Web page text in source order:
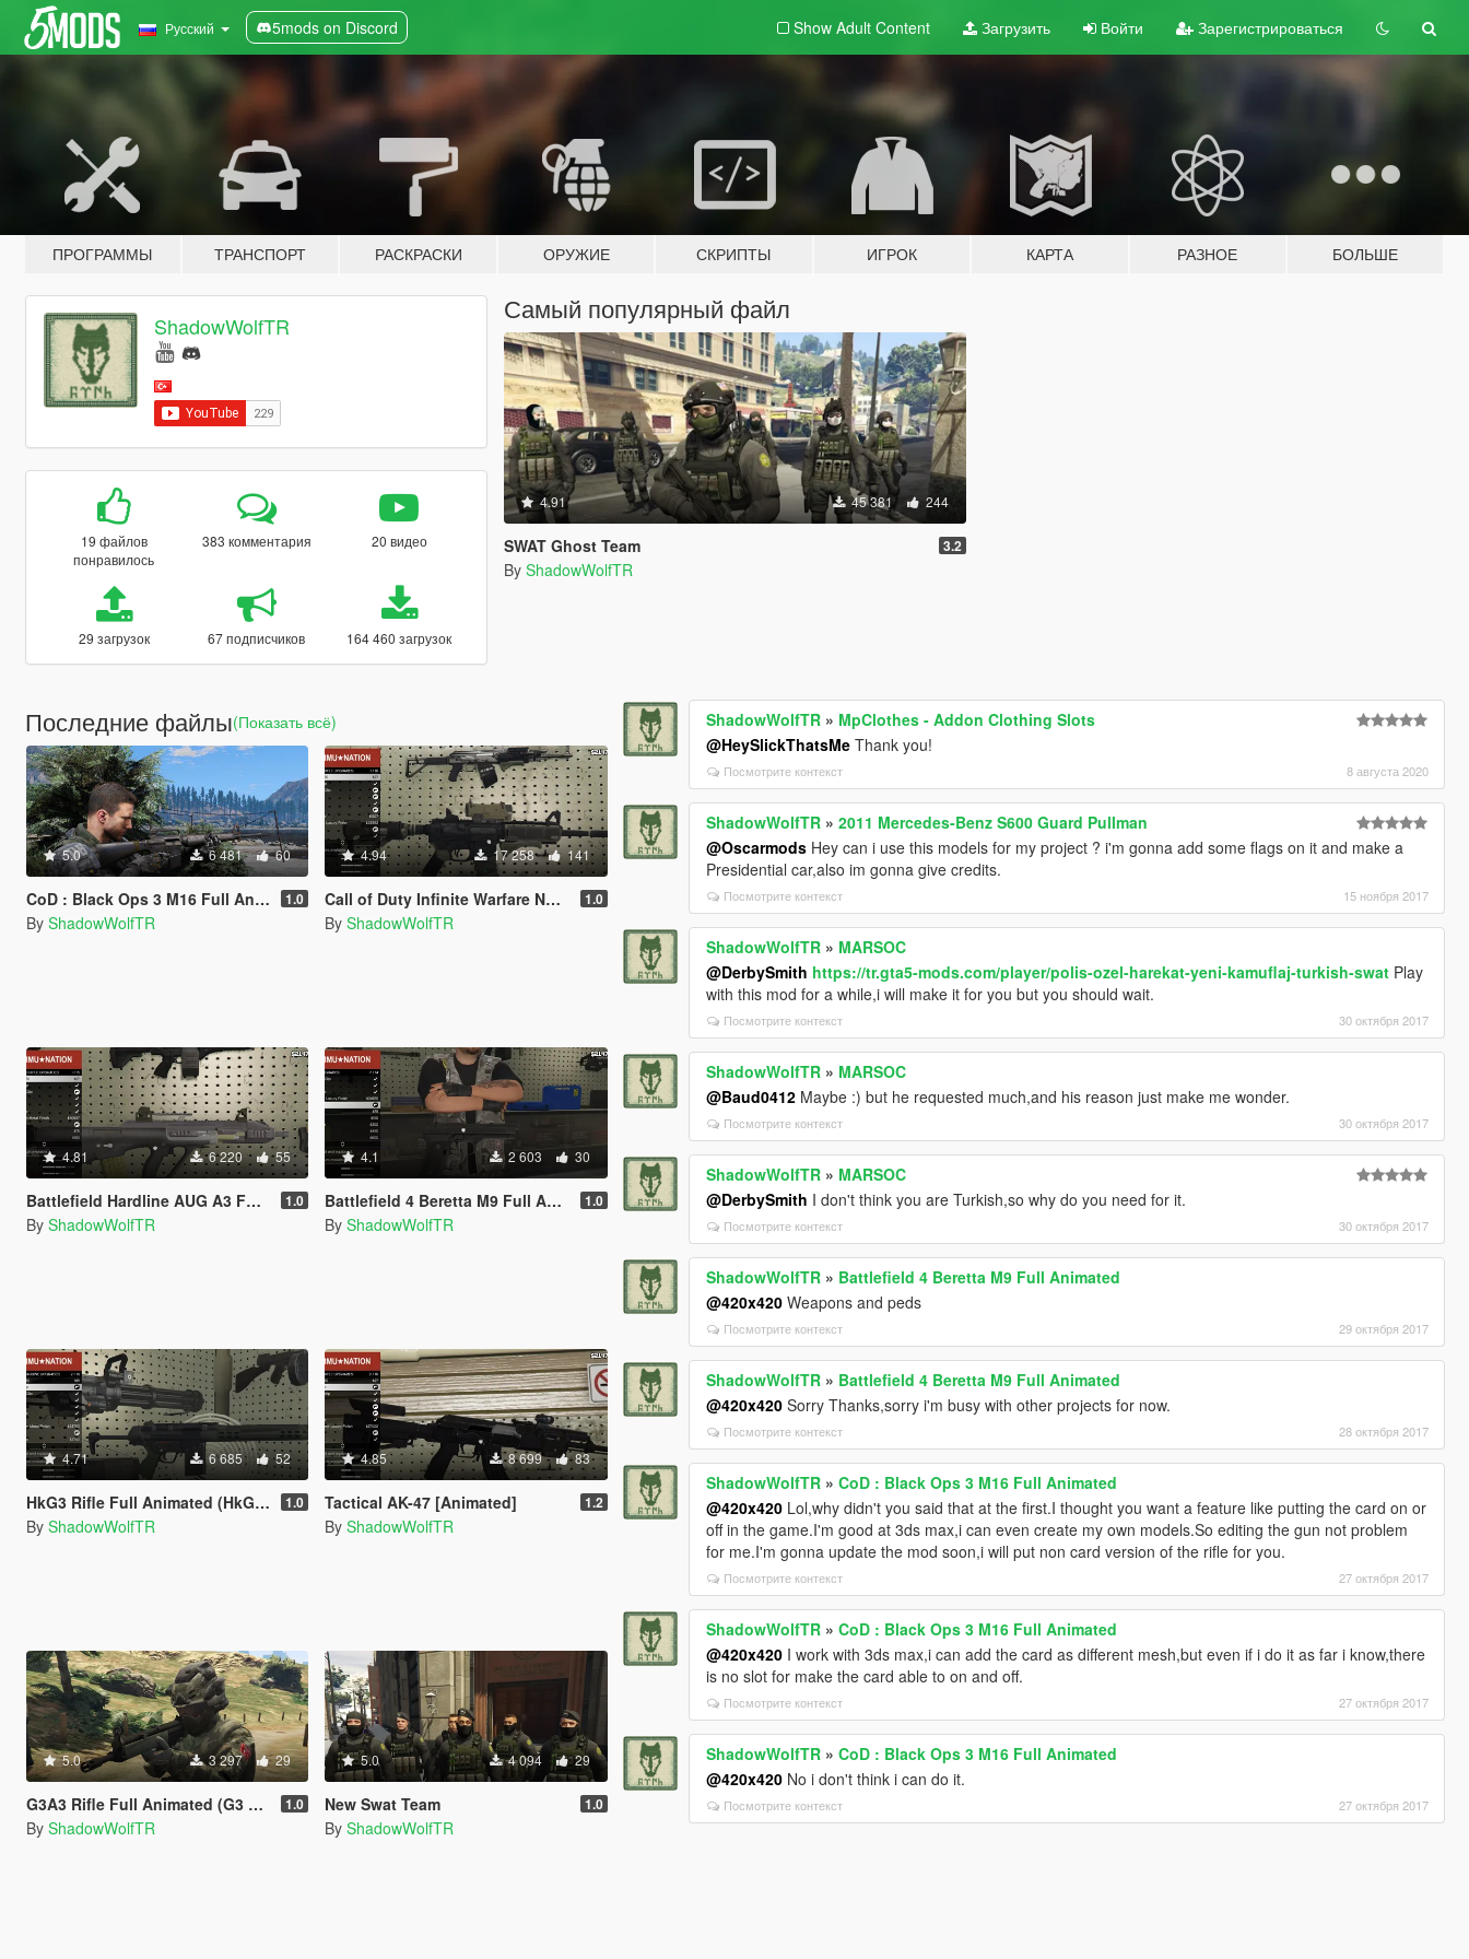
Русский 5mods on Discord Show Adult Content Загрузить Войти Зарегистрироваться
ПРОГРАММЫ ТРАНСПОРТ РАСКРАСКИ ОРУЖИЕ СКРИПТЫ ИГРОК КАРТА РАЗНОЕ БОЛЬШЕ
ShadowWolfTR
19 файлов
понравилось
383 комментария 20 видео
29 загрузок 67 подписчиков 164 460 загрузок
Самый популярный файл
4.91 45 381 244
SWAT Ghost Team 3.2
By ShadowWolfTR
Последние файлы(Показать всё)
5.0 6 481 60
CoD : Black Ops 3 M16 Full Animated 1.0
By ShadowWolfTR
4.94 17 258 141
Call of Duty Infinite Warfare Nv4 Flatline (Full Animated) 1.0
By ShadowWolfTR
4.81 6 220 55
Battlefield Hardline AUG A3 Full Animated 1.0
By ShadowWolfTR
4.1 2 603 30
Battlefield 4 Beretta M9 Full Animated 1.0
By ShadowWolfTR
4.71 6 685 52
HkG3 Rifle Full Animated (HkG3 Piyade Tüfeği Tam Animasyonlu) 1.0
By ShadowWolfTR
4.85 8 699 83
Tactical AK-47 [Animated] 1.2
By ShadowWolfTR
5.0 3 297 29
G3A3 Rifle Full Animated (G3 Piyade Tüfeği Tam Animasyonlu) 1.0
By ShadowWolfTR
5.0 4 094 29
New Swat Team 1.0
By ShadowWolfTR
ShadowWolfTR » MpClothes - Addon Clothing Slots
@HeySlickThatsMe Thank you!
Посмотрите контекст 8 августа 2020
ShadowWolfTR »2011 Mercedes-Benz S600 Guard Pullman
@Oscarmods Hey can i use this models for my project ? i'm gonna add some flags on it and make a
Presidential car,also im gonna give credits.
Посмотрите контекст 15 ноября 2017
ShadowWolfTR » MARSOC
@DerbySmith https://tr.gta5-mods.com/player/polis-ozel-harekat-yeni-kamuflaj-turkish-swat Play
with this mod for a while,i will make it for you but you should wait.
Посмотрите контекст 30 октября 2017
ShadowWolfTR » MARSOC
@Baud0412 Maybe :) but he requested much,and his reason just make me wonder.
Посмотрите контекст 30 октября 2017
ShadowWolfTR » MARSOC
@DerbySmith I don't think you are Turkish,so why do you need for it.
Посмотрите контекст 30 октября 2017
ShadowWolfTR » Battlefield 4 Beretta M9 Full Animated
@420x420 Weapons and peds
Посмотрите контекст 29 октября 2017
ShadowWolfTR » Battlefield 4 Beretta M9 Full Animated
@420x420 Sorry Thanks,sorry i'm busy with other projects for now.
Посмотрите контекст 28 октября 2017
ShadowWolfTR »CoD : Black Ops 3 M16 Full Animated
@420x420 Lol,why didn't you said that at the first.I thought you want a feature like putting the card on or
off in the game.I'm good at 3ds max,i can even create my own models.So editing the gun not problem
for me.I'm gonna update the mod soon,i will put non card version of the rifle for you.
Посмотрите контекст 27 октября 2017
ShadowWolfTR »CoD : Black Ops 3 M16 Full Animated
@420x420 I work with 3ds max,i can add the card as different mesh,but even if i do it as far i know,there
is no slot for make the card able to on and off.
Посмотрите контекст 27 октября 2017
ShadowWolfTR »CoD : Black Ops 3 M16 Full Animated
@420x420 No i don't think i can do it.
Посмотрите контекст 27 октября 2017